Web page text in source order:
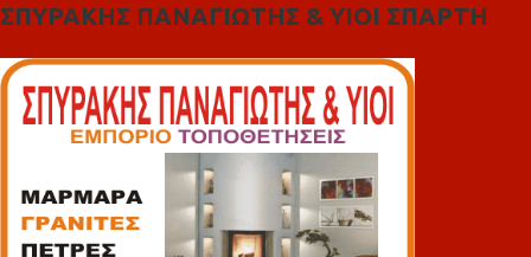
ΣΠΥΡΑΚΗΣ ΠΑΝΑΓΙΩΤΗΣ & YIOI ΣΠΑΡΤΗ